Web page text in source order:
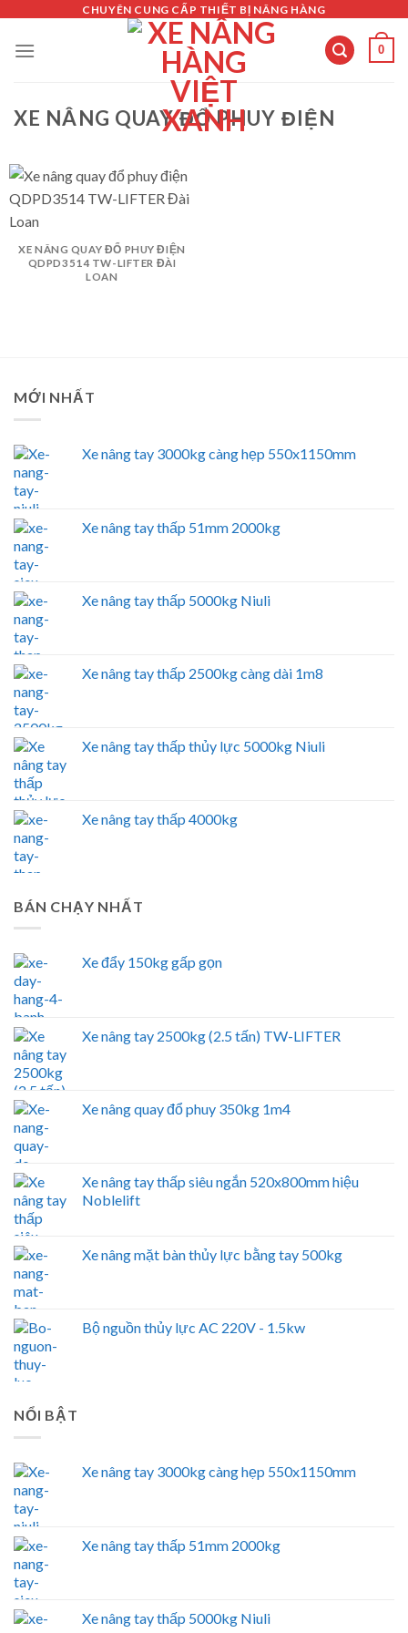
content
CHUYÊN CUNG CẤP THIẾT BỊ NÂNG HÀNG
0
XE NÂNG QUAY ĐỔ PHUY ĐIỆN
XE NÂNG QUAY ĐỔ PHUY ĐIỆN
QDPD3514 TW-LIFTER ĐÀI
LOAN
MỚI NHẤT
Xe nâng tay 3000kg càng hẹp 550x1150mm
Xe nâng tay thấp 51mm 2000kg
Xe nâng tay thấp 5000kg Niuli
Xe nâng tay thấp 2500kg càng dài 1m8
Xe nâng tay thấp thủy lực 5000kg Niuli
Xe nâng tay thấp 4000kg
BÁN CHẠY NHẤT
Xe đẩy 150kg gấp gọn
Xe nâng tay 2500kg (2.5 tấn) TW-LIFTER
Xe nâng quay đổ phuy 350kg 1m4
Xe nâng tay thấp siêu ngắn 520x800mm hiệu
Noblelift
Xe nâng mặt bàn thủy lực bằng tay 500kg
Bộ nguồn thủy lực AC 220V - 1.5kw
NỔI BẬT
Xe nâng tay 3000kg càng hẹp 550x1150mm
Xe nâng tay thấp 51mm 2000kg
Xe nâng tay thấp 5000kg Niuli